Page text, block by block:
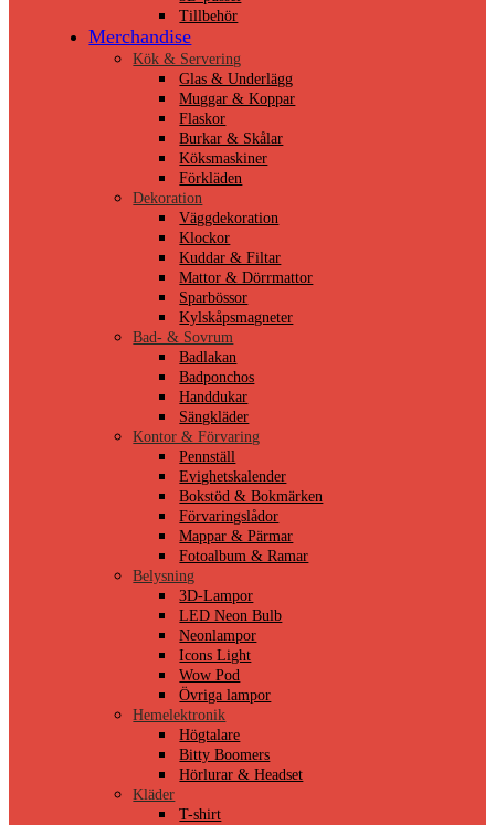
Tillbehör
Merchandise
Kök & Servering
Glas & Underlägg
Muggar & Koppar
Flaskor
Burkar & Skålar
Köksmaskiner
Förkläden
Dekoration
Väggdekoration
Klockor
Kuddar & Filtar
Mattor & Dörrmattor
Sparbössor
Kylskåpsmagneter
Bad- & Sovrum
Badlakan
Badponchos
Handdukar
Sängkläder
Kontor & Förvaring
Pennställ
Evighetskalender
Bokstöd & Bokmärken
Förvaringslådor
Mappar & Pärmar
Fotoalbum & Ramar
Belysning
3D-Lampor
LED Neon Bulb
Neonlampor
Icons Light
Wow Pod
Övriga lampor
Hemelektronik
Högtalare
Bitty Boomers
Hörlurar & Headset
Kläder
T-shirt